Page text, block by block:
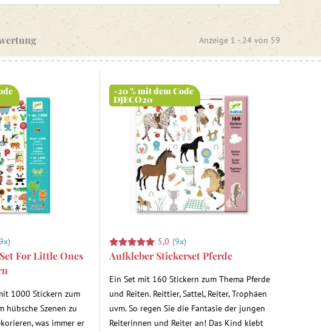
Anzeige 1 - 24 von 59
For Little Ones
1000 Stickern zum
hübsche Szenen zu
was immer er
-20 % mit dem Code
DJECO20
5,0 (9x)
Aufkleber Stickerset Pferde
Ein Set mit 160 Stickern zum Thema Pferde
und Reiten. Reittier, Sattel, Reiter, Trophäen
uvm. So regen Sie die Fantasie der jungen
Reiterinnen und Reiter an! Das Kind klebt